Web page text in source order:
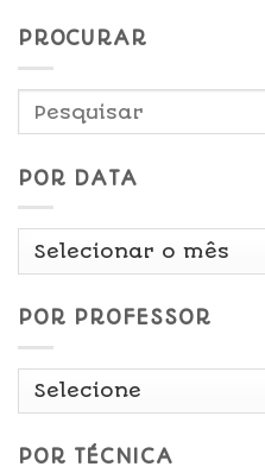
PROCURAR
POR DATA
Por
POR PROFESSOR
POR TÉCNICA